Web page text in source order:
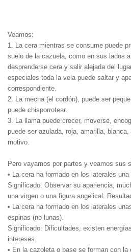
Veamos:
1. La cera mientras se consume puede
suelo de la cazuela, como en sus lados
desprenderse cera y salir alejada del
especiales toda la vela puede saltar y
correspondiente.
2. La mecha (el cordón), puede ser
puede chisporrotear.
3. La llama puede crecer, moverse,
puede ser azulada, roja, amarilla,
motivo.
Pero vayamos por partes y veamos sus
• La cera ha formado en los laterales
Significado: Observar su apariencia,
una virgen o una figura angelical.
• La cera ha formado en los laterales
espinas (no lunas).
Significado: Dificultades, existen
intereses.
• En la cazoleta o base se forman con